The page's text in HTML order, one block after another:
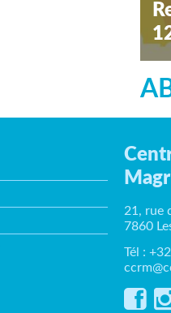
21, rue
7860
Tél :